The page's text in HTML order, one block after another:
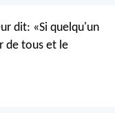
dit: «Si quelqu'un
de tous et le